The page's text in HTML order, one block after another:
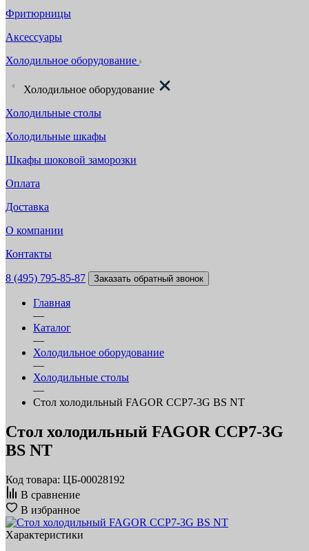
Фритюрницы
Аксессуары
Холодильное оборудование
Холодильное оборудование
Холодильные столы
Холодильные шкафы
Шкафы шоковой заморозки
Оплата
Доставка
О компании
Контакты
8 (495) 795-85-87 Заказать обратный звонок
Главная
—
Каталог
—
Холодильное оборудование
—
Холодильные столы
—
Стол холодильный FAGOR CCP7-3G BS NT
Стол холодильный FAGOR CCP7-3G
BS NT
Код товара: ЦБ-00028192
В сравнение
В избранное
Характеристики